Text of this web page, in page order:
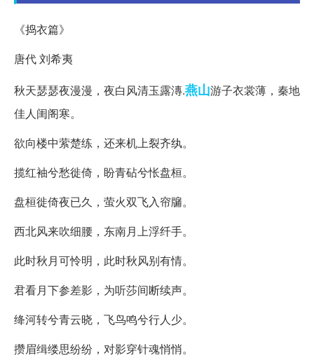
《捣衣篇》
唐代 刘希夷
秋天瑟瑟夜漫漫，夜白风清玉露漙.燕山游子衣裳薄，秦地
佳人闺阁寒。
欲向楼中萦楚练，还来机上裂齐纨。
揽红袖兮愁徙倚，盼青砧兮怅盘桓。
盘桓徙倚夜已久，萤火双飞入帘牖。
西北风来吹细腰，东南月上浮纤手。
此时秋月可怜明，此时秋风别有情。
君看月下参差影，为听莎间断续声。
绛河转兮青云晓，飞鸟鸣兮行人少。
攒眉缉缕思纷纷，对影穿针魂悄悄。